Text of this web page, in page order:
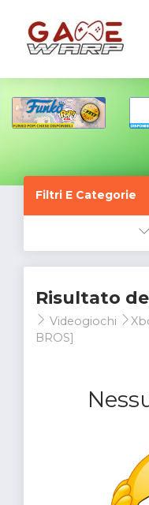
Filtri E Categorie
Risultato
Videogiochi
BROS]